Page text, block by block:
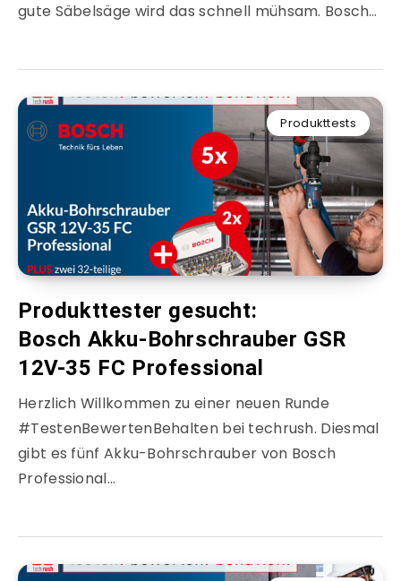
gute Säbelsäge wird das schnell mühsam. Bosch…
Produkttests
Produkttester gesucht:
Bosch Akku-Bohrschrauber GSR
12V-35 FC Professional
Herzlich Willkommen zu einer neuen Runde
#TestenBewertenBehalten bei techrush. Diesmal
gibt es fünf Akku-Bohrschrauber von Bosch
Professional…